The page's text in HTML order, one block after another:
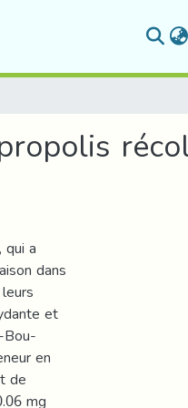
a
dans
et
en
de
mg